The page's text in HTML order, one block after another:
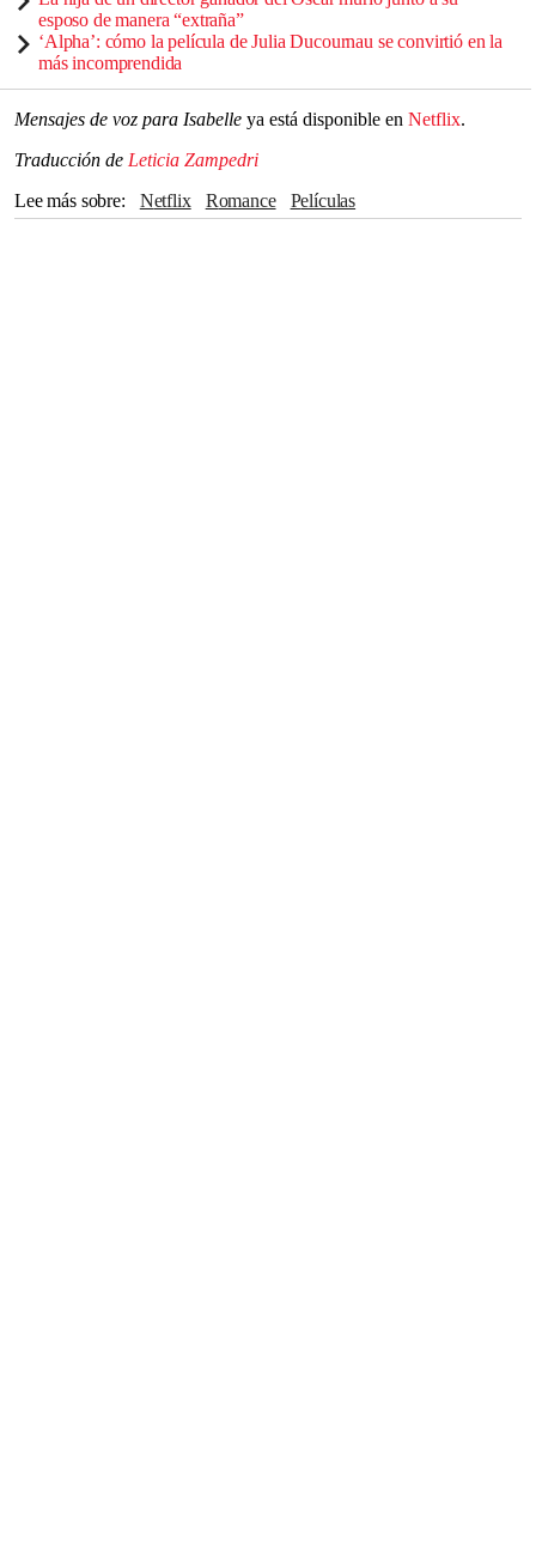
esposo de manera “extraña”
‘Alpha’: cómo la película de Julia Ducournau se convirtió en la
más incomprendida
Mensajes de voz para Isabelle ya está disponible en Netflix.
Traducción de Leticia Zampedri
Lee más sobre
Netflix Romance películas